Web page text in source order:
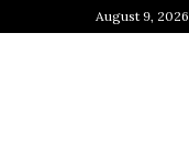
August 9, 2026
উত্তরাধিকারীর গল্প